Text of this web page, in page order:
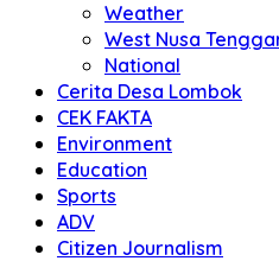
Weather
West Nusa
National
Cerita Desa Lombok
CEK FAKTA
Environment
Education
Sports
ADV
Citizen Journalism